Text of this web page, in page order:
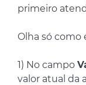
primeiro
Olha só como
1) No campo
valor atual da